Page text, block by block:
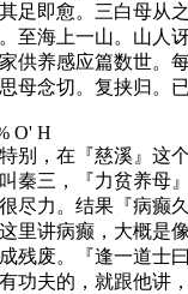
足即愈。三白母从
至海上一山。山人
供养感应篇数世。
母念切。复挟归。
O' H
，在『慈溪』这个
秦三，『力贫养母
尽力。结果『病癫
里讲病癫，大概是
残废。『逢一道士
功夫的，就跟他讲